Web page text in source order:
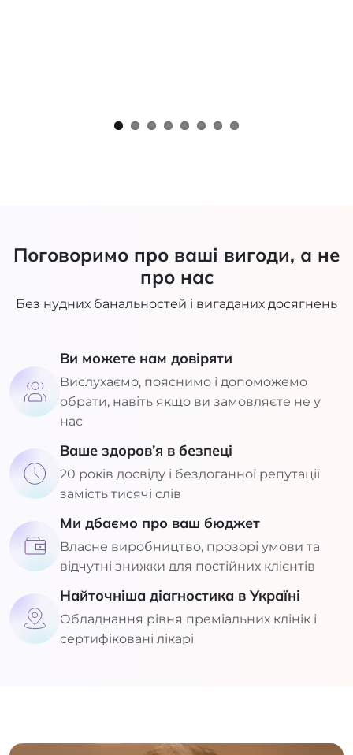
Поговоримо про ваші вигоди, а не
про нас
Без нудних банальностей і вигаданих досягнень
Ви можете нам довіряти
Вислухаємо, пояснимо і допоможемо
обрати, навіть якщо ви замовляєте не у
нас
Ваше здоров’я в безпеці
20 років досвіду і бездоганної репутації
замість тисячі слів
Ми дбаємо про ваш бюджет
Власне виробництво, прозорі умови та
відчутні знижки для постійних клієнтів
Найточніша діагностика в Україні
Обладнання рівня преміальних клінік і
сертифіковані лікарі